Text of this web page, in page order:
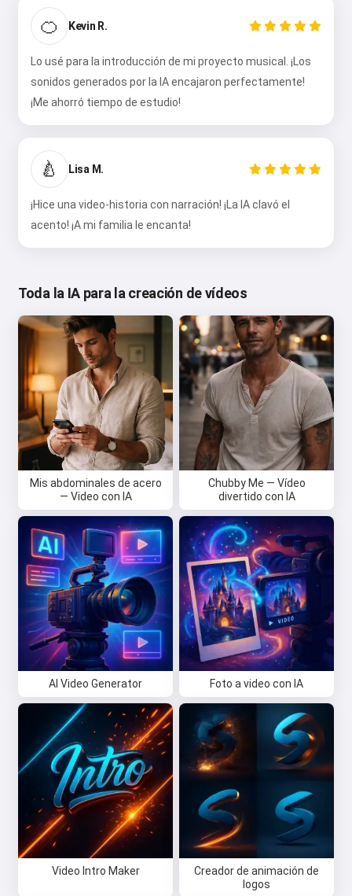
🍊 Kevin R.
Lo usé para la introducción de mi proyecto musical. ¡Los
sonidos generados por la IA encajaron perfectamente!
¡Me ahorró tiempo de estudio!
🍐 Lisa M.
¡Hice una video-historia con narración! ¡La IA clavó el
acento! ¡A mi familia le encanta!
Toda la IA para la creación de vídeos
Mis abdominales de acero
— Video con IA
Chubby Me — Vídeo
divertido con IA
AI Video Generator Foto a video con IA
Video Intro Maker
Creador de animación de
logos